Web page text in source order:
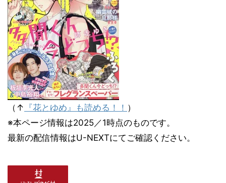
（↑ 『花とゆめ』も読める！！ ）
※本ページ情報は2025／1時点のものです。
最新の配信情報はU-NEXTにてご確認ください。